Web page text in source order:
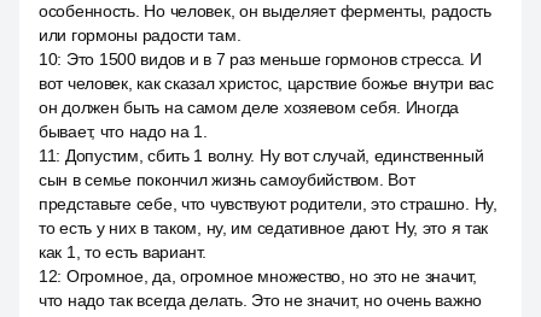
особенность. Но человек, он выделяет ферменты, радость
или гормоны радости там.
10: Это 1500 видов и в 7 раз меньше гормонов стресса. И
вот человек, как сказал христос, царствие божье внутри вас
он должен быть на самом деле хозяевом себя. Иногда
бывает, что надо на 1.
11: Допустим, сбить 1 волну. Ну вот случай, единственный
сын в семье покончил жизнь самоубийством. Вот
представьте себе, что чувствуют родители, это страшно. Ну,
то есть у них в таком, ну, им седативное дают. Ну, это я так
как 1, то есть вариант.
12: Огромное, да, огромное множество, но это не значит,
что надо так всегда делать. Это не значит, но очень важно